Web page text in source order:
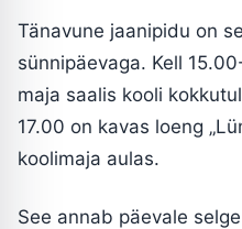
Tänavune jaanipidu on
sünnipäevaga. Kell
maja saalis kooli
17.00 on kavas loeng
koolimaja aulas.
See annab päevale